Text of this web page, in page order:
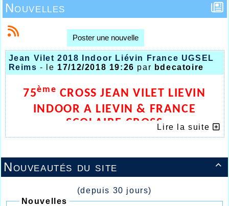

Nouveautés du site
(depuis 30 jours)
Nouvelles
Nouvelles
Poster une nouvelle
Jean Vilet 2018 Indoor Liévin France UGSEL
Reims - le 17/12/2018 19:26 par bdecatoire
75ème CROSS JEAN VILET LIEVIN
INDOOR A LIEVIN & FRANCE
SCOLAIRE CROSSLire la suite